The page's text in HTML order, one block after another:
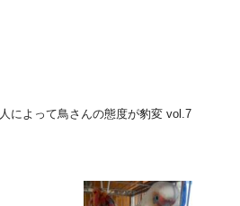
人によって鳥さんの態度が豹変 vol.7